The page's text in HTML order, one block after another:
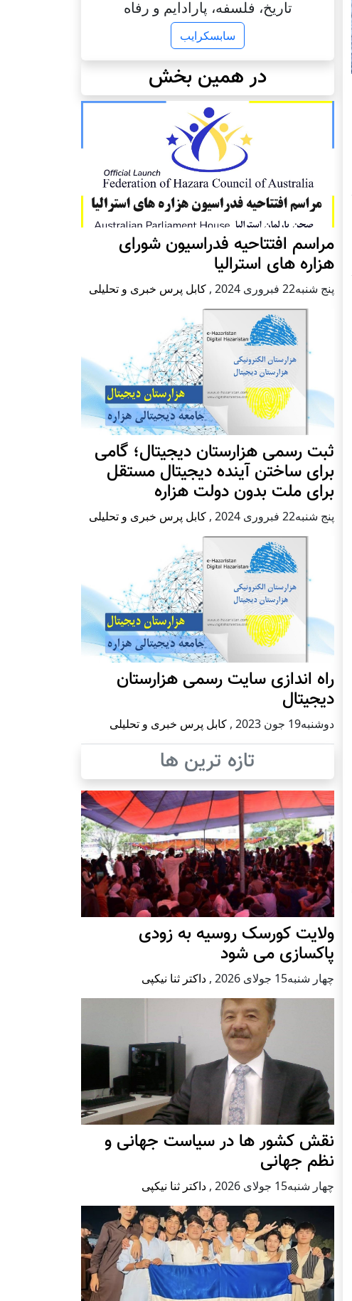
تاریخ، فلسفه، پارادایم و رفاه
سابسکرایب
در همین بخش
مراسم افتتاحیه فدراسیون شورای
هزاره های استرالیا
پنج شنبه22 فبروری 2024 , کابل پرس خبری و تحلیلی
ثبت رسمی هزارستان دیجیتال؛ گامی
برای ساختن آینده دیجیتال مستقل
برای ملت بدون دولت هزاره
پنج شنبه22 فبروری 2024 , کابل پرس خبری و تحلیلی
راه اندازی سایت رسمی هزارستان
دیجیتال
دوشنبه19 جون 2023 , کابل پرس خبری و تحلیلی
تازه ترین ها
ولایت کورسک روسیه به زودی
پاکسازی می شود
چهار شنبه15 جولای 2026 , داکتر ثنا نیکپی
نقش کشور ها در سیاست جهانی و
نظم جهانی
چهار شنبه15 جولای 2026 , داکتر ثنا نیکپی